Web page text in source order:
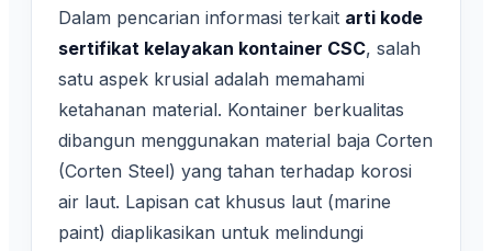
Dalam pencarian informasi terkait arti kode
sertifikat kelayakan kontainer CSC, salah
satu aspek krusial adalah memahami
ketahanan material. Kontainer berkualitas
dibangun menggunakan material baja Corten
(Corten Steel) yang tahan terhadap korosi
air laut. Lapisan cat khusus laut (marine
paint) diaplikasikan untuk melindungi